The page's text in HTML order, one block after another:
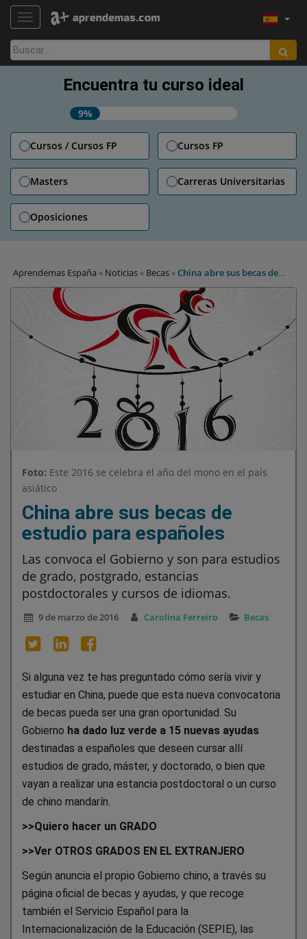
TOGGLE NAVIGATION
Buscar:
Encuentra tu curso ideal
9%
Cursos / Cursos FP Cursos FP
Masters Carreras Universitarias
Oposiciones
Aprendemas España » Noticias » Becas »China abre sus becas de
estudio para españoles
Foto: Este 2016 se celebra el año del mono en el país
asiático
China abre sus becas de
estudio para españoles
Las convoca el Gobierno y son para estudios
de grado, postgrado, estancias
postdoctorales y cursos de idiomas.
9 de marzo de 2016 Carolina Ferreiro Becas
Si alguna vez te has preguntado cómo sería vivir y
estudiar en China, puede que esta nueva convocatoria
de becas pueda ser una gran oportunidad. Su
Gobierno ha dado luz verde a 15 nuevas ayudas
destinadas a españoles que deseen cursar allí
estudios de grado, máster, y doctorado, o bien que
vayan a realizar una estancia postdoctoral o un curso
de chino mandarín.
>>Quiero hacer un GRADO
>>Ver OTROS GRADOS EN EL EXTRANJERO
Según anuncia el propio Gobierno chino, a través su
página oficial de becas y ayudas, y que recoge
también el Servicio Español para la
Internacionalización de la Educación (SEPIE), las